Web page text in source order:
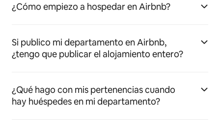
¿Cómo empiezo a hospedar en Airbnb?
Si publico mi departamento en Airbnb,
¿tengo que publicar el alojamiento entero?
¿Qué hago con mis pertenencias cuando
hay huéspedes en mi departamento?